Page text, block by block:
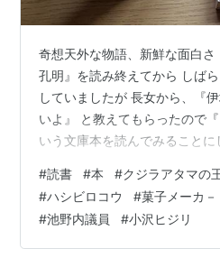
奇想天外な物語、新鮮な面白
孔明』を読み終えてから しば
していましたが 長女から、『
いよ』 と教えてもらったので
いう文庫本を読んでみることに
会社員『岸』は、客対応 に長
ーム』を発端に 『マスコミ報
渦中に 巻き込まれるが、何と
知り合った『池野内議員』と
#読書 #本 #クジラアタマの
#ハシビロコウ #菓子メーカ－
#池野内議員 #小沢ヒジリ